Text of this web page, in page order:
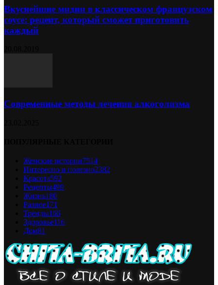
Вкуснейшие мидии в классическом французском
соусе: рецепт, который сможет приготовить
каждый
Современные методы лечения алкоголизма
Женские истории7514
Интересно и полезно2382
Красота592
Рецепты499
Жизнь180
Разное171
Тренды166
Здоровье116
Дом81